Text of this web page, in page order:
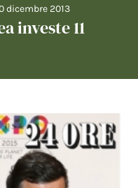
dicembre 2013
investe 11